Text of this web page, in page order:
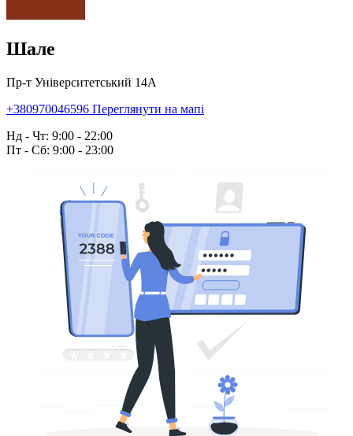
Шале
Пр-т Університетський 14А
+380970046596 Переглянути на мапі
Нд - Чт: 9:00 - 22:00
Пт - Сб: 9:00 - 23:00